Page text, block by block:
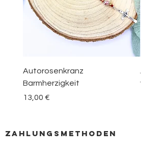
Autorosenkranz
Barmherzigkeit
Preis
13,00 €
vom
zahlungsmethoden